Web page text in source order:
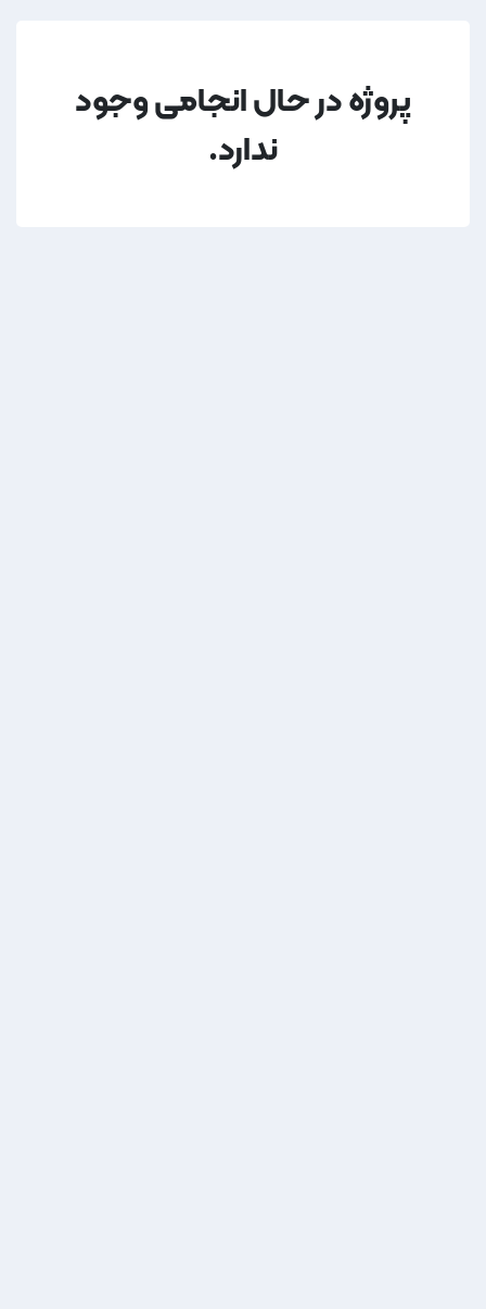
پروژه در حال انجامی وجود
ندارد.